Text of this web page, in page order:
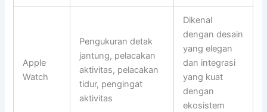
Apple
Watch
Pengukuran detak
jantung, pelacakan
aktivitas, pelacakan
tidur, pengingat
aktivitas
Dikenal
dengan desain
yang elegan
dan integrasi
yang kuat
dengan
ekosistem